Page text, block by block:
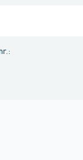
: